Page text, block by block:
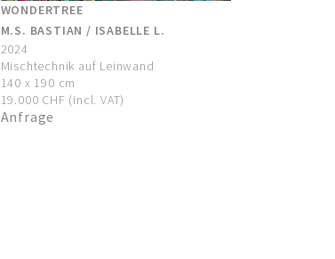
WONDERTREE
M.S. BASTIAN / ISABELLE L.
2024
Mischtechnik auf Leinwand
140 x 190 cm
19.000 CHF (incl. VAT)
Anfrage